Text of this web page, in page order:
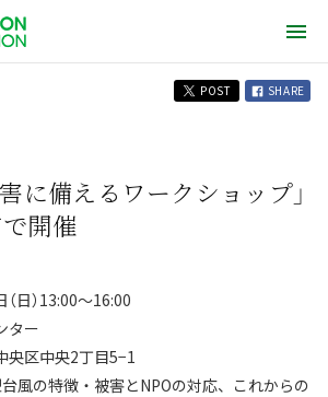
POST SHARE
に備えるワークショップ」
開催
日）13:00～16:00
ター
央区中央2丁目5−1
風の特徴・被害とNPOの対応、これからの